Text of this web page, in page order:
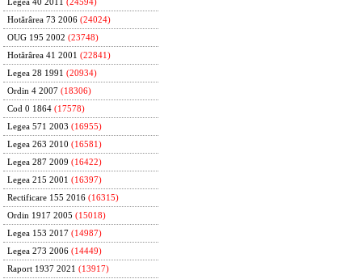
Legea 40 2011 (24594)
Hotărârea 73 2006 (24024)
OUG 195 2002 (23748)
Hotărârea 41 2001 (22841)
Legea 28 1991 (20934)
Ordin 4 2007 (18306)
Cod 0 1864 (17578)
Legea 571 2003 (16955)
Legea 263 2010 (16581)
Legea 287 2009 (16422)
Legea 215 2001 (16397)
Rectificare 155 2016 (16315)
Ordin 1917 2005 (15018)
Legea 153 2017 (14987)
Legea 273 2006 (14449)
Raport 1937 2021 (13917)